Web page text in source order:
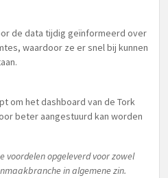
de data tijdig geïnformeerd over
waardoor ze er snel bij kunnen
om het dashboard van de Tork
beter aangestuurd kan worden
voordelen opgeleverd voor zowel
in algemene zin.